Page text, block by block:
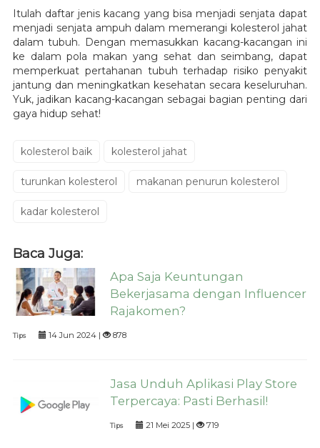
Itulah daftar jenis kacang yang bisa menjadi senjata dapat
menjadi senjata ampuh dalam memerangi kolesterol jahat
dalam tubuh. Dengan memasukkan kacang-kacangan ini
ke dalam pola makan yang sehat dan seimbang, dapat
memperkuat pertahanan tubuh terhadap risiko penyakit
jantung dan meningkatkan kesehatan secara keseluruhan.
Yuk, jadikan kacang-kacangan sebagai bagian penting dari
gaya hidup sehat!
kolesterol baik kolesterol jahat
turunkan kolesterol makanan penurun kolesterol
kadar kolesterol
Baca Juga:
Apa Saja Keuntungan
Bekerjasama dengan Influencer
Rajakomen?
Tips 14 Jun 2024 | 878
Jasa Unduh Aplikasi Play Store
Terpercaya: Pasti Berhasil!
Tips 21 Mei 2025 | 719